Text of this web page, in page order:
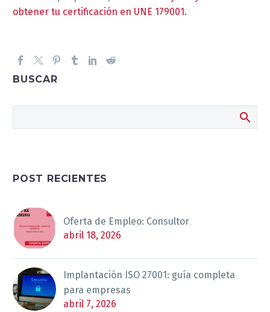
obtener tu certificación en UNE 179001.
BUSCAR
POST RECIENTES
Oferta de Empleo: Consultor
abril 18, 2026
Implantación ISO 27001: guía completa
para empresas
abril 7, 2026